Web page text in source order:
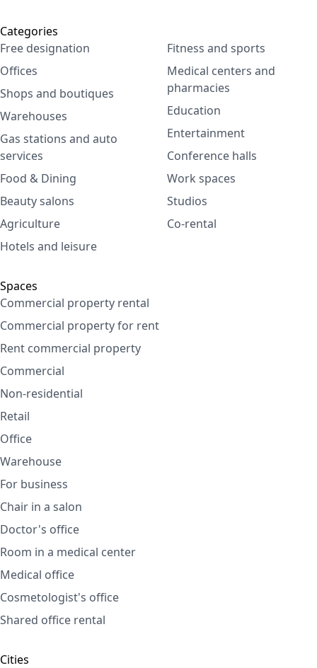
Categories
Free designation
Offices
Shops and boutiques
Warehouses
Gas stations and auto
services
Food & Dining
Beauty salons
Agriculture
Hotels and leisure
Fitness and sports
Medical centers and
pharmacies
Education
Entertainment
Conference halls
Work spaces
Studios
Co-rental
Spaces
Commercial property rental
Commercial property for rent
Rent commercial property
Commercial
Non-residential
Retail
Office
Warehouse
For business
Chair in a salon
Doctor's office
Room in a medical center
Medical office
Cosmetologist's office
Shared office rental
Cities